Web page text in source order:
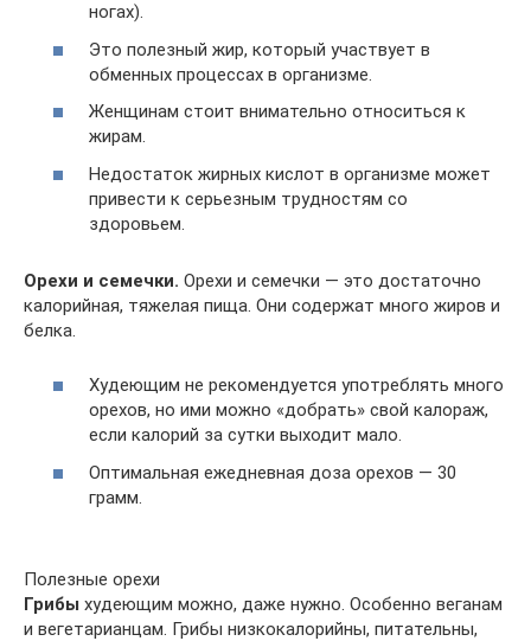
ногах).
Это полезный жир, который участвует в
обменных процессах в организме.
Женщинам стоит внимательно относиться к
жирам.
Недостаток жирных кислот в организме может
привести к серьезным трудностям со
здоровьем.
Орехи и семечки. Орехи и семечки — это достаточно
калорийная, тяжелая пища. Они содержат много жиров и
белка.
Худеющим не рекомендуется употреблять много
орехов, но ими можно «добрать» свой калораж,
если калорий за сутки выходит мало.
Оптимальная ежедневная доза орехов — 30
грамм.
Полезные орехи
Грибы худеющим можно, даже нужно. Особенно веганам
и вегетарианцам. Грибы низкокалорийны, питательны,